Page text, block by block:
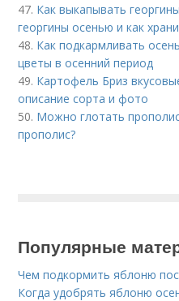
47. Как выкапывать
георгины осенью и как
48. Как подкармливать
цветы в осенний период
49. Картофель Бриз
описание сорта и фото
50. Можно глотать
прополис?
Популярные
Чем подкормить яблоню
Когда удобрять яблоню